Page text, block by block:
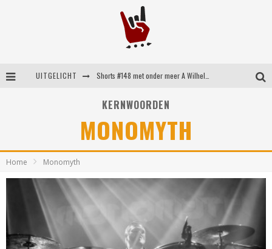
UITGELICHT
Shorts #149 met onder meer No Cure, Eva Under Fire, The Hu en Sleeping With Sirens
KERNWOORDEN
MONOMYTH
Home Monomyth